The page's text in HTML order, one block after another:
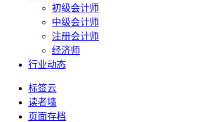
初级会计师
中级会计师
注册会计师
经济师
行业动态
标签云
读者墙
页面存档